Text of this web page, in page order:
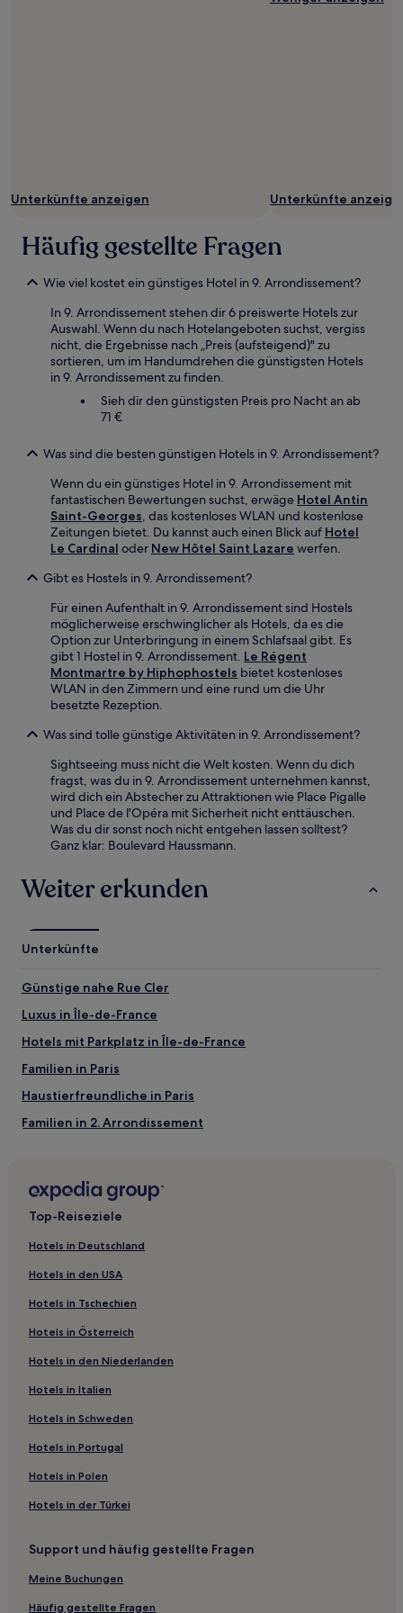
Unterkünfte anzeigen Unterkünfte
Häufig gestellte Fragen
Wie viel kostet ein günstiges Hotel in 9. Arrondissement?
In 9. Arrondissement stehen dir 6 preiswerte Hotels zur
Auswahl. Wenn du nach Hotelangeboten suchst, vergiss
nicht, die Ergebnisse nach „Preis (aufsteigend)" zu
sortieren, um im Handumdrehen die günstigsten Hotels
in 9. Arrondissement zu finden.
Sieh dir den günstigsten Preis pro Nacht an ab
71 €
Was sind die besten günstigen Hotels in 9. Arrondissement?
Wenn du ein günstiges Hotel in 9. Arrondissement mit
fantastischen Bewertungen suchst, erwäge Hotel Antin
Saint-Georges , das kostenloses WLAN und kostenlose
Zeitungen bietet. Du kannst auch einen Blick auf Hotel
Le Cardinal oder New Hôtel Saint Lazare werfen.
Gibt es Hostels in 9. Arrondissement?
Für einen Aufenthalt in 9. Arrondissement sind Hostels
möglicherweise erschwinglicher als Hotels, da es die
Option zur Unterbringung in einem Schlafsaal gibt. Es
gibt 1 Hostel in 9. Arrondissement. Le Régent
Montmartre by Hiphophostels bietet kostenloses
WLAN in den Zimmern und eine rund um die Uhr
besetzte Rezeption.
Was sind tolle günstige Aktivitäten in 9. Arrondissement?
Sightseeing muss nicht die Welt kosten. Wenn du dich
fragst, was du in 9. Arrondissement unternehmen kannst,
wird dich ein Abstecher zu Attraktionen wie Place Pigalle
und Place de l'Opéra mit Sicherheit nicht enttäuschen.
Was du dir sonst noch nicht entgehen lassen solltest?
Ganz klar: Boulevard Haussmann.
Weiter erkunden
Unterkünfte
Günstige nahe Rue Cler
Luxus in Île-de-France
Hotels mit Parkplatz in Île-de-France
Familien in Paris
Haustierfreundliche in Paris
Familien in 2. Arrondissement
Haustierfreundliche in 8. Arrondissement
Familien in 9. Arrondissement
Boutique- nahe Rue de Rivoli
Familien nahe Boulevard Haussmann
Haustierfreundliche in 1. Arrondissement
Familien in 1. Arrondissement
Hotels mit Fitnessbereich in 6. Arrondissement
Lgbtqia-Freundliche in 6. Arrondissement
Hotels mit Parkplatz in 6. Arrondissement
Haustierfreundliche in 11. Arrondissement
Haustierfreundliche in 10. Arrondissement
Hotels mit Wellnessbereich in 10. Arrondissement
Familien in 10. Arrondissement
Top-Reiseziele
Hotels in Deutschland
Hotels in den USA
Hotels in Tschechien
Hotels in Österreich
Hotels in den Niederlanden
Hotels in Italien
Hotels in Schweden
Hotels in Portugal
Hotels in Polen
Hotels in der Türkei
Support und häufig gestellte Fragen
Meine Buchungen
Häufig gestellte Fragen